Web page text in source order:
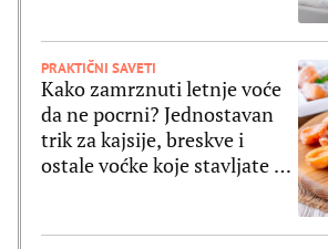
PRAKTIČNI SAVETI
Kako zamrznuti letnje voće
da ne pocrni? Jednostavan
trik za kajsije, breskve i
ostale voćke koje stavljate u